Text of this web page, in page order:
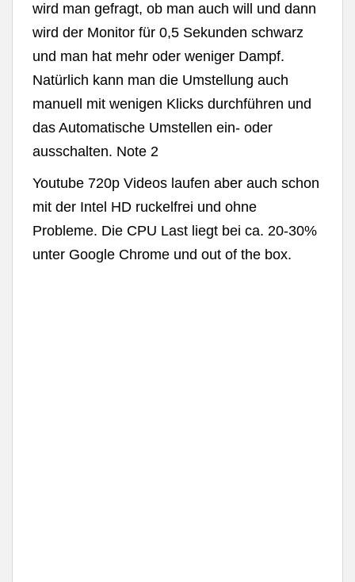
wird man gefragt, ob man auch will und dann
wird der Monitor für 0,5 Sekunden schwarz
und man hat mehr oder weniger Dampf.
Natürlich kann man die Umstellung auch
manuell mit wenigen Klicks durchführen und
das Automatische Umstellen ein- oder
ausschalten. Note 2
Youtube 720p Videos laufen aber auch schon
mit der Intel HD ruckelfrei und ohne
Probleme. Die CPU Last liegt bei ca. 20-30%
unter Google Chrome und out of the box.